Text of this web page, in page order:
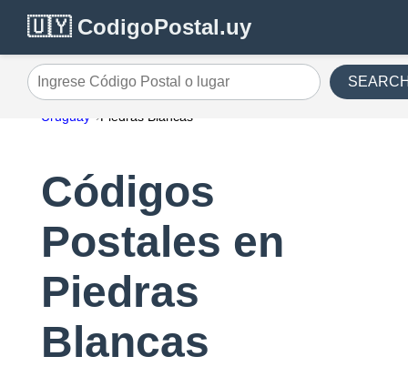
🇺🇾 CodigoPostal.uy
Ingrese Código Postal o lugar
Uruguay Piedras Blancas
Códigos
Postales en
Piedras
Blancas